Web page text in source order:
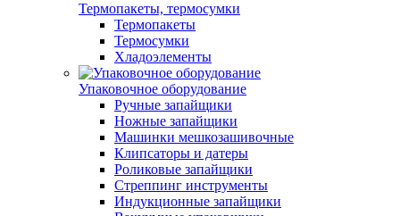
Термопакеты, термосумки
Термопакеты
Термосумки
Хладоэлементы
Упаковочное оборудование
Ручные запайщики
Ножные запайщики
Машинки мешкозашивочные
Клипсаторы и датеры
Роликовые запайщики
Стреппинг инструменты
Индукционные запайщики